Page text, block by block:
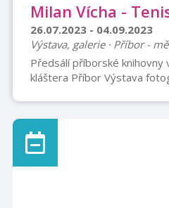
Milan Vícha -
26.07.2023 - 04.09.2023
Výstava, galerie · Příbor -
Předsálí příborské knihovny
kláštera Příbor Výstava